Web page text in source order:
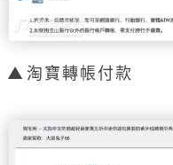
淘寶轉帳付款